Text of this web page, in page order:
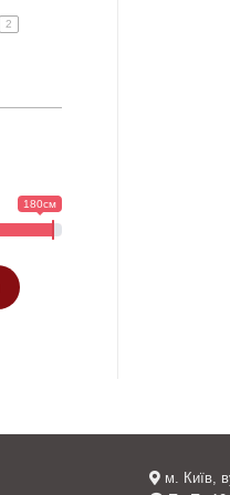
2
180см
м. Київ,